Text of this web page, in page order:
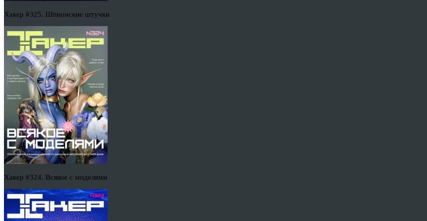
Хакер #325. Шпионские штучки
Хакер #324. Всякое с моделями